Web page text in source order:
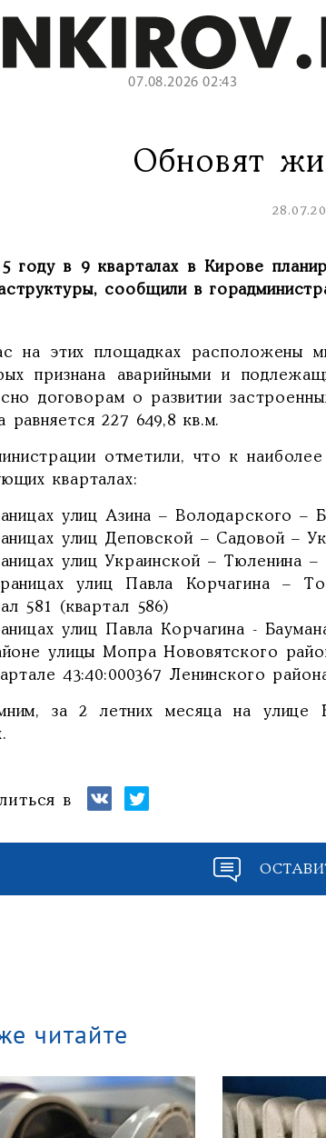
07.08.2026 02:43
Обновят
году в 9 кварталах в Кирове
сообщили в
на этих площадках расположены
признана аварийными и
договорам о развитии
равняется 227 649,8 кв.м.
отметили, что к
кварталах:
улиц Азина – Володарского –
улиц Деповской – Садовой –
улиц Украинской – Тюленина –
улиц Павла Корчагина –
581 (квартал 586)
улиц Павла Корчагина -
улицы Мопра Нововятского
43:40:000367 Ленинского
за 2 летних месяца на улице
в
читайте